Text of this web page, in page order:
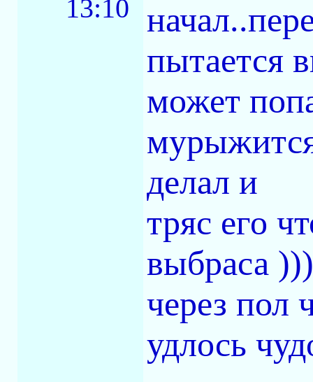
13:10
пытается
может
делал и
тряс его
выбраса
через пол
удлось